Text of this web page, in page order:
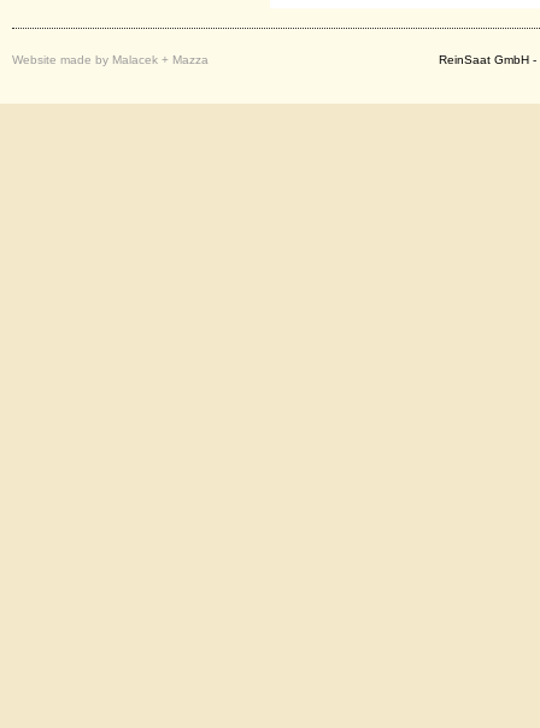
Website made by Malacek + Mazza ReinSaat GmbH